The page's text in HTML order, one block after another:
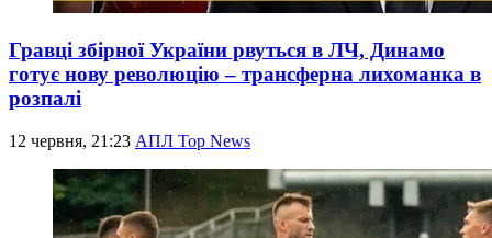
Гравці збірної України рвуться в ЛЧ, Динамо
готує нову революцію – трансферна лихоманка в
розпалі
12 червня, 21:23 АПЛ Top News